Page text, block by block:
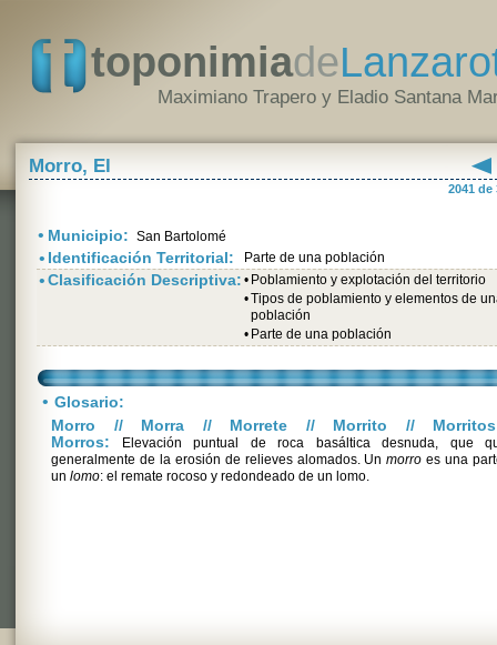
toponimiade
Maximiano Trapero y Eladio Santana
Morro, El
2041 de
• Municipio: San Bartolomé
• Identificación Territorial: Parte de una población
•Clasificación Descriptiva: • Poblamiento y explotación del territorio
•Tipos de poblamiento y elementos de
población
• Parte de una población
• Glosario:
Morro // Morra // Morrete // Morrito //
Morros: Elevación puntual de roca basáltica desnuda, que
generalmente de la erosión de relieves alomados. Unmorro es una
un lomo: el remate rocoso y redondeado de un lomo.